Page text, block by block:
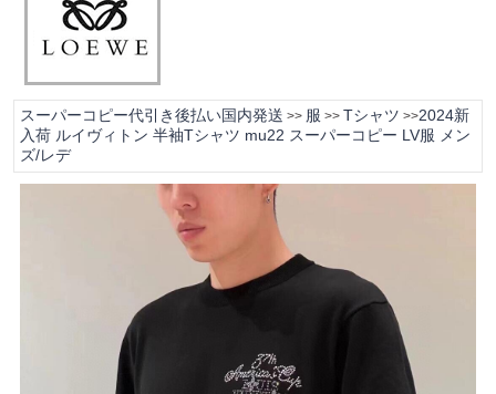
スーパーコピー代引き後払い国内発送 >> 服 >> Tシャツ >>2024新
入荷 ルイヴィトン 半袖Tシャツ mu22 スーパーコピー LV服 メン
ズ/レデ